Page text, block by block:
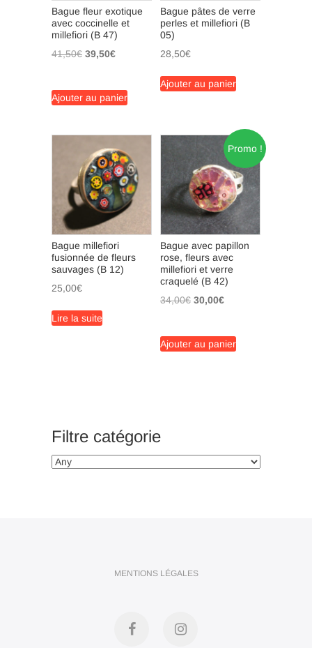
Bague fleur exotique
avec coccinelle et
millefiori (B 47)
41,50€ Le
était :
39,50€Le
est :
Ajouter au panier
Bague pâtes de verre
perles et millefiori (B
05)
28,50€
Ajouter au panier
Bague millefiori
fusionnée de fleurs
sauvages (B 12)
25,00€
Lire la suite
Promo !
Bague avec papillon
rose, fleurs avec
millefiori et verre
craquelé (B 42)
34,00€ Le
était :
30,00€Le
est :
Ajouter au panier
Filtre catégorie
MENTIONS LÉGALES
FacebookInstagram